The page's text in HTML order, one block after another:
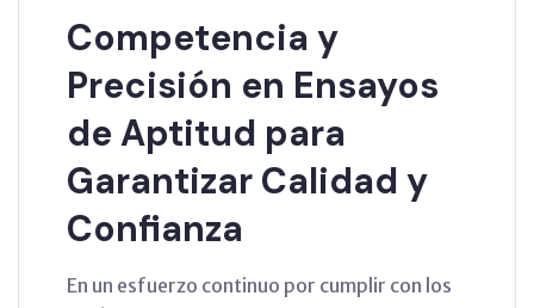
Competencia y
Precisión en Ensayos
de Aptitud para
Garantizar Calidad y
Confianza
En un esfuerzo continuo por cumplir con los